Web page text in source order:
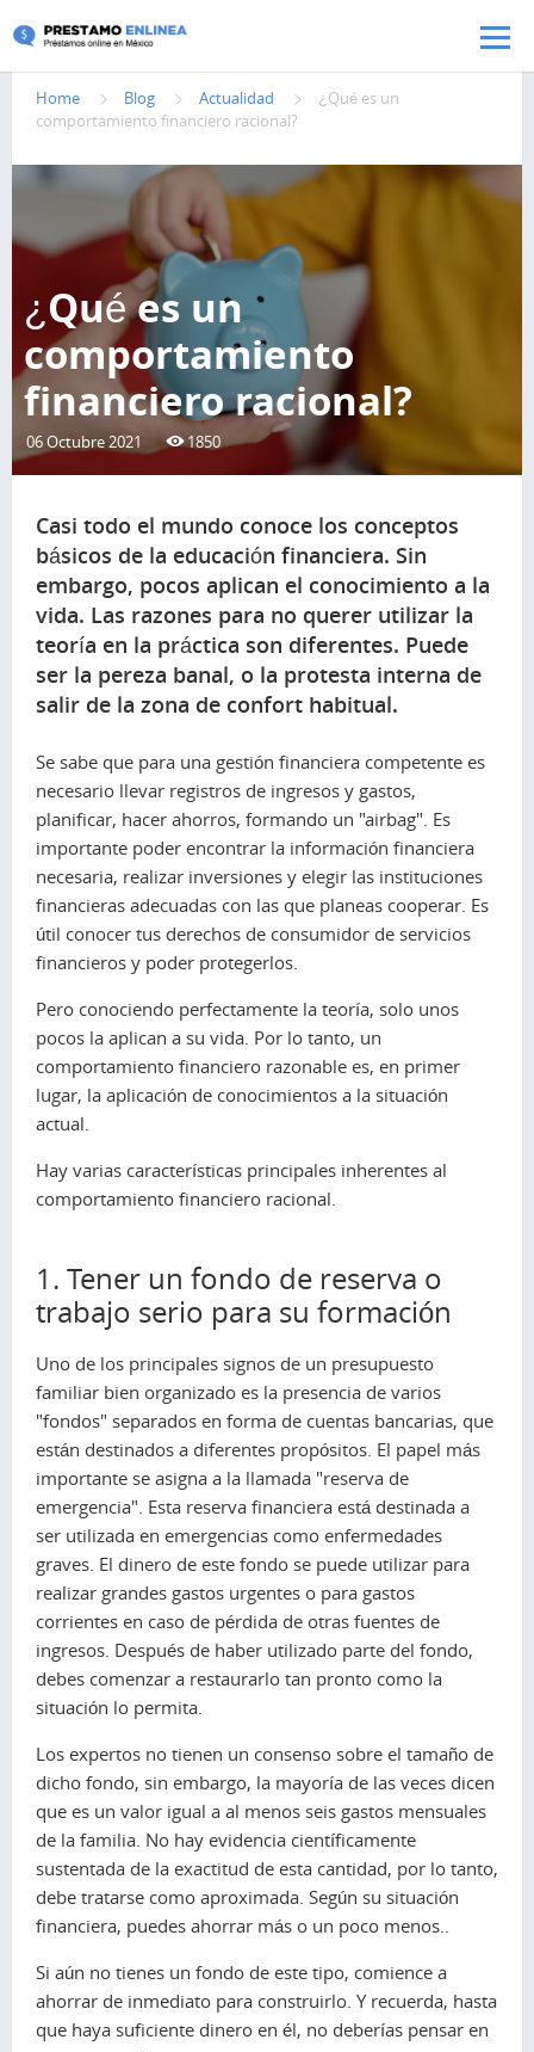
Pasar al contenido principal
Home Blog Actualidad
¿Qué es un
comportamiento financiero racional?
¿Qué es un
comportamiento
financiero racional?
06 Octubre 2021 1850
Casi todo el mundo conoce los conceptos
básicos de la educación financiera. Sin
embargo, pocos aplican el conocimiento a la
vida. Las razones para no querer utilizar la
teoría en la práctica son diferentes. Puede
ser la pereza banal, o la protesta interna de
salir de la zona de confort habitual.
Se sabe que para una gestión financiera competente es
necesario llevar registros de ingresos y gastos,
planificar, hacer ahorros, formando un "airbag". Es
importante poder encontrar la información financiera
necesaria, realizar inversiones y elegir las instituciones
financieras adecuadas con las que planeas cooperar. Es
útil conocer tus derechos de consumidor de servicios
financieros y poder protegerlos.
Pero conociendo perfectamente la teoría, solo unos
pocos la aplican a su vida. Por lo tanto, un
comportamiento financiero razonable es, en primer
lugar, la aplicación de conocimientos a la situación
actual.
Hay varias características principales inherentes al
comportamiento financiero racional.
1. Tener un fondo de reserva o
trabajo serio para su formación
Uno de los principales signos de un presupuesto
familiar bien organizado es la presencia de varios
"fondos" separados en forma de cuentas bancarias, que
están destinados a diferentes propósitos. El papel más
importante se asigna a la llamada "reserva de
emergencia". Esta reserva financiera está destinada a
ser utilizada en emergencias como enfermedades
graves. El dinero de este fondo se puede utilizar para
realizar grandes gastos urgentes o para gastos
corrientes en caso de pérdida de otras fuentes de
ingresos. Después de haber utilizado parte del fondo,
debes comenzar a restaurarlo tan pronto como la
situación lo permita.
Los expertos no tienen un consenso sobre el tamaño de
dicho fondo, sin embargo, la mayoría de las veces dicen
que es un valor igual a al menos seis gastos mensuales
de la familia. No hay evidencia científicamente
sustentada de la exactitud de esta cantidad, por lo tanto,
debe tratarse como aproximada. Según su situación
financiera, puedes ahorrar más o un poco menos..
Si aún no tienes un fondo de este tipo, comience a
ahorrar de inmediato para construirlo. Y recuerda, hasta
que haya suficiente dinero en él, no deberías pensar en